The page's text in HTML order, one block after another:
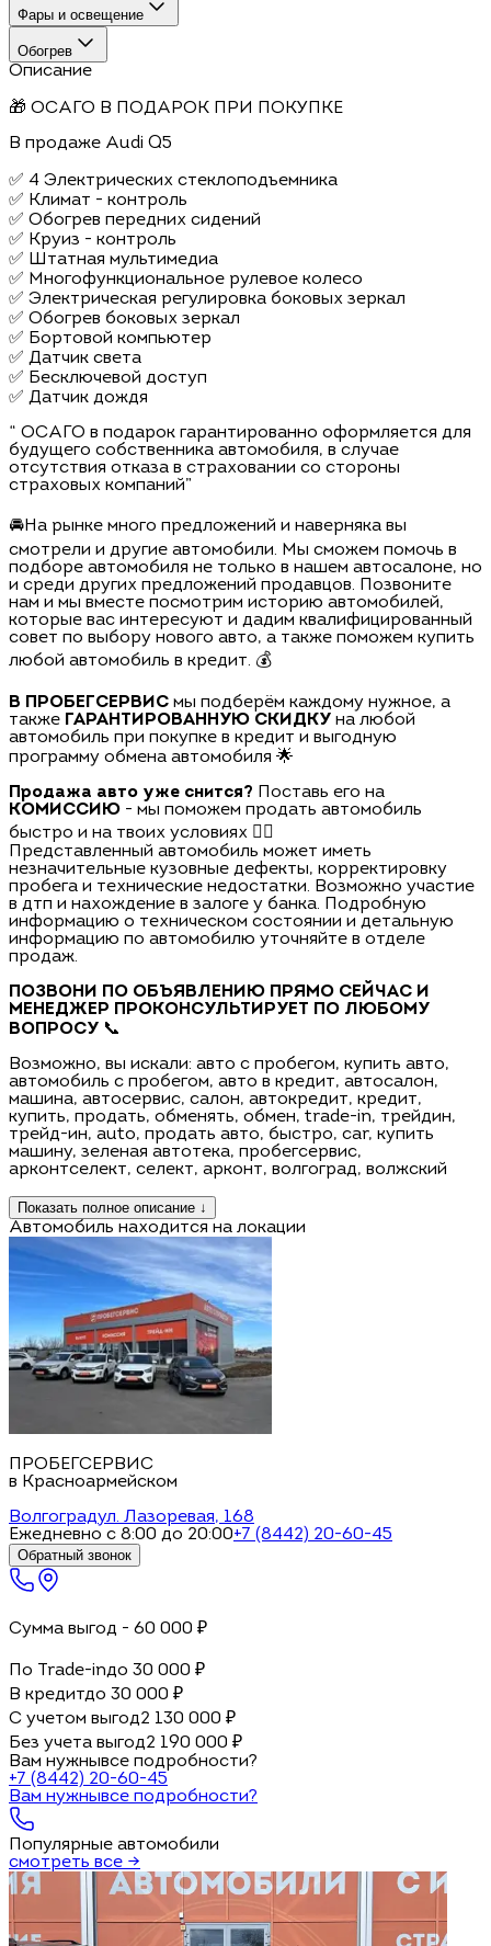
Фары и освещение
Обогрев
Описание
🎁 ОСАГО В ПОДАРОК ПРИ ПОКУПКЕ
В продаже Audi Q5
✅ 4 Электрических стеклоподъемника
✅ Климат - контроль
✅ Обогрев передних сидений
✅ Круиз - контроль
✅ Штатная мультимедиа
✅ Многофункциональное рулевое колесо
✅ Электрическая регулировка боковых зеркал
✅ Обогрев боковых зеркал
✅ Бортовой компьютер
✅ Датчик света
✅ Бесключевой доступ
✅ Датчик дождя
“ ОСАГО в подарок гарантированно оформляется для
будущего собственника автомобиля, в случае
отсутствия отказа в страховании со стороны
страховых компаний”
🚘На рынке много предложений и наверняка вы
смотрели и другие автомобили. Мы сможем помочь в
подборе автомобиля не только в нашем автосалоне, но
и среди других предложений продавцов. Позвоните
нам и мы вместе посмотрим историю автомобилей,
которые вас интересуют и дадим квалифицированный
совет по выбору нового авто, а также поможем купить
любой автомобиль в кредит. 💰
В ПРОБЕГСЕРВИС мы подберём каждому нужное, а
также ГАРАНТИРОВАННУЮ СКИДКУ на любой
автомобиль при покупке в кредит и выгодную
программу обмена автомобиля 🌟
Продажа авто уже снится? Поставь его на
КОМИССИЮ - мы поможем продать автомобиль
быстро и на твоих условиях 🏃‍♂️
Представленный автомобиль может иметь
незначительные кузовные дефекты, корректировку
пробега и технические недостатки. Возможно участие
в дтп и нахождение в залоге у банка. Подробную
информацию о техническом состоянии и детальную
информацию по автомобилю уточняйте в отделе
продаж.
ПОЗВОНИ ПО ОБЪЯВЛЕНИЮ ПРЯМО СЕЙЧАС И
МЕНЕДЖЕР ПРОКОНСУЛЬТИРУЕТ ПО ЛЮБОМУ
ВОПРОСУ 📞
Возможно, вы искали: авто с пробегом, купить авто,
автомобиль с пробегом, авто в кредит, автосалон,
машина, автосервис, салон, автокредит, кредит,
купить, продать, обменять, обмен, trаdе-in, трейдин,
трейд-ин, аutо, продать авто, быстро, саr, купить
машину, зеленая автотека, пробегсервис,
арконтселект, селект, арконт, волгоград, волжский
Показать полное описание ↓
Автомобиль находится на локации
ПРОБЕГСЕРВИС
в Красноармейском
Волгоградул. Лазоревая, 168
Ежедневно с 8:00 до 20:00+7 (8442) 20-60-45
Обратный звонок
Сумма выгод - 60 000 ₽
По Trade-inдо 30 000 ₽
В кредитдо 30 000 ₽
С учетом выгод2 130 000 ₽
Без учета выгод2 190 000 ₽
Вам нужнывсе подробности?
+7 (8442) 20-60-45
Вам нужнывсе подробности?
Популярные автомобили
смотреть все →